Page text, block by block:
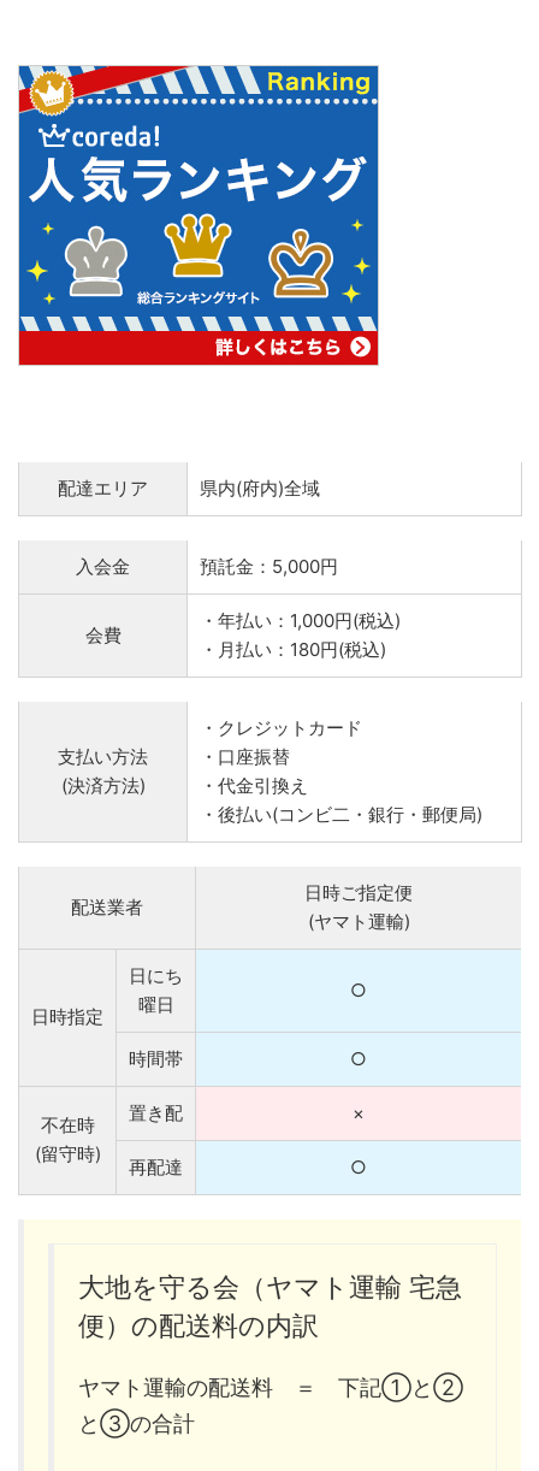
配達エリア 県内(府内)全域
入会金 預託金：5,000円
会費
・年払い：1,000円(税込)
・月払い：180円(税込)
支払い方法
(決済方法)
・クレジットカード
・口座振替
・代金引換え
・後払い(コンビ二・銀行・郵便局)
配送業者
日時ご指定便
(ヤマト運輸)
日時指定
日にち
曜日
○
時間帯 ○
不在時
(留守時)
置き配 ×
再配達 ○
大地を守る会（ヤマト運輸 宅急
便）の配送料の内訳
ヤマト運輸の配送料 ＝ 下記①と②
と③の合計